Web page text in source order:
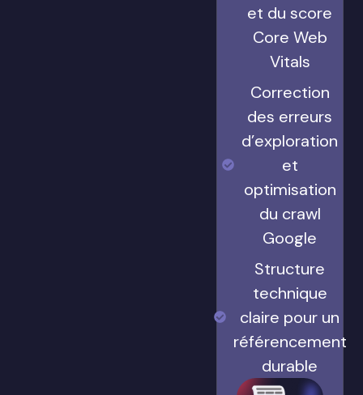
et du score
Core Web
Vitals
Correction
des erreurs
d’exploration
et
optimisation
du crawl
Google
Structure
technique
claire pour un
référencement
durable